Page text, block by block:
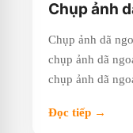
Chụp ảnh
Chụp ảnh dã
chụp ảnh dã
chụp ảnh dã
Đọc tiếp →